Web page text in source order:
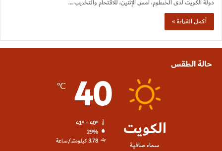
دولة الكويت لدى الخرطوم، أمس الإثنين، للاقتحام والتخريب.…
أكمل القراءة »
حالة الطقس
الكويت
سماء صافية
40
℃
41º - 40º
29%
3.78 كيلومتر/ساعة